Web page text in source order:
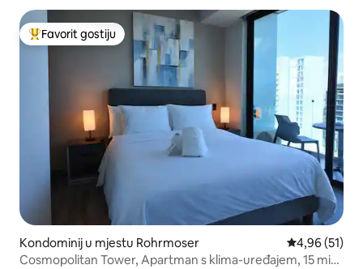
Glavni favorit gostiju
Favorit gostiju
Kondominij u mjestu Rohrmoser Prosječna
4,96 (51)
Cosmopolitan Tower, Apartman s klima-uređajem, 15 min